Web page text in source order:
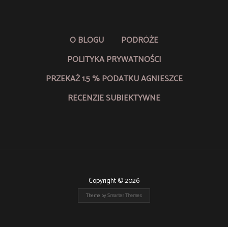
O BLOGU
PODRÓŻE
POLITYKA PRYWATNOŚCI
PRZEKAŻ 1.5 % PODATKU AGNIESZCE
RECENZJE SUBIEKTYWNE
Copyright © 2026
Theme bySmarter Themes